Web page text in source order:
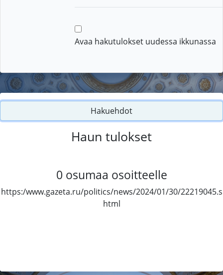
Avaa hakutulokset uudessa ikkunassa
Hakuehdot
Haun tulokset
0 osumaa osoitteelle
https:/www.gazeta.ru/politics/news/2024/01/30/22219045.s
html